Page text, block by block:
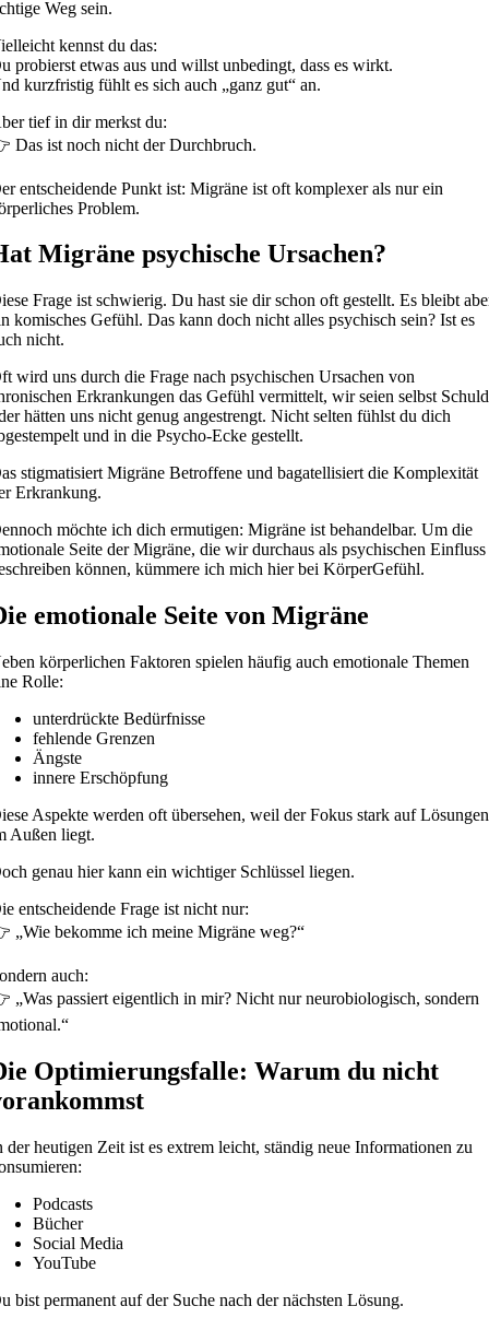
Weg sein.
kennst du das:
probierst etwas aus und willst unbedingt, dass es wirkt.
kurzfristig fühlt es sich auch „ganz gut“ an.
tief in dir merkst du:
Das ist noch nicht der Durchbruch.
entscheidende Punkt ist: Migräne ist oft komplexer als nur ein
Problem.
Migräne psychische Ursachen?
Frage ist schwierig. Du hast sie dir schon oft gestellt. Es bleibt
komisches Gefühl. Das kann doch nicht alles psychisch sein? Ist es
nicht.
wird uns durch die Frage nach psychischen Ursachen von
Erkrankungen das Gefühl vermittelt, wir seien selbst Schuld
hätten uns nicht genug angestrengt. Nicht selten fühlst du dich
und in die Psycho-Ecke gestellt.
stigmatisiert Migräne Betroffene und bagatellisiert die Komplexität
Erkrankung.
möchte ich dich ermutigen: Migräne ist behandelbar. Um die
Seite der Migräne, die wir durchaus als psychischen Einfluss
können, kümmere ich mich hier bei KörperGefühl.
emotionale Seite von Migräne
körperlichen Faktoren spielen häufig auch emotionale Themen
Rolle:
unterdrückte Bedürfnisse
fehlende Grenzen
Ängste
innere Erschöpfung
Aspekte werden oft übersehen, weil der Fokus stark auf Lösungen
Außen liegt.
genau hier kann ein wichtiger Schlüssel liegen.
entscheidende Frage ist nicht nur:
„Wie bekomme ich meine Migräne weg?“
auch:
„Was passiert eigentlich in mir? Nicht nur neurobiologisch, sondern
Optimierungsfalle: Warum du nicht
der heutigen Zeit ist es extrem leicht, ständig neue Informationen zu
Podcasts
Bücher
Social Media
YouTube
bist permanent auf der Suche nach der nächsten Lösung.